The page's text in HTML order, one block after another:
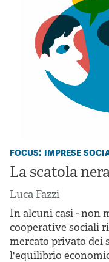
focus: imprese
La scatola
Luca Fazzi
In alcuni casi - non
cooperative sociali
mercato privato dei
l'equilibrio